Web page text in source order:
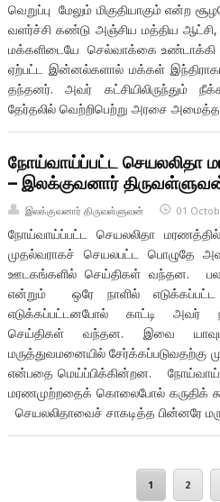
வெறுப்பு மேலும் மிகுதியாகும் என்ற
வளர்ச்சி கண்டு அஞ்சிய மத்திய
மக்களிடையே செல்வாக்கை உண்டாக்கி
ஏற்பட்ட இன்னல்களால் மக்கள்
தந்தனர். அவர் கட்சியிலிருந்தும்
தேர்தலில் வெற்றிபெற்று அரசை
நோய்வாய்ப்பட்ட செயலலிதா
– இலக்குவனார்
இலக்குவனார் திருவள்ளுவன் 01
நோய்வாய்ப்பட்ட செயலலிதா
முதல்வராகச் செயலபட்ட பொழுதே
ஊடகங்களில் செய்திகள் வந்தன. பல
என்றும் ஒரே நாளில்
எடுக்கப்பட்டனபோல் காட்டி அவர்
செய்திகள் வந்தன. இவை
மருத்துவமனையில் சேர்க்கப்படுவதற்கு
என்பதை மெய்ப்பிக்கின்றன.
மரணமுற்றதைக் கொலைபோல் கருதிக்
செயலலிதாவைச் சாகடித்த பின்னரே
1 2